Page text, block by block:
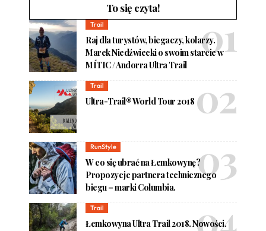
To się czyta!
Trail
Raj dla turystów, biegaczy, kolarzy.
Marek Niedźwiecki o swoim starcie w
MÍTIC / Andorra Ultra Trail
Trail
Ultra-Trail® World Tour 2018
RunStyle
W co się ubrać na Łemkowynę?
Propozycje partnera technicznego
biegu – marki Columbia.
Trail
Łemkowyna Ultra Trail 2018. Nowości.